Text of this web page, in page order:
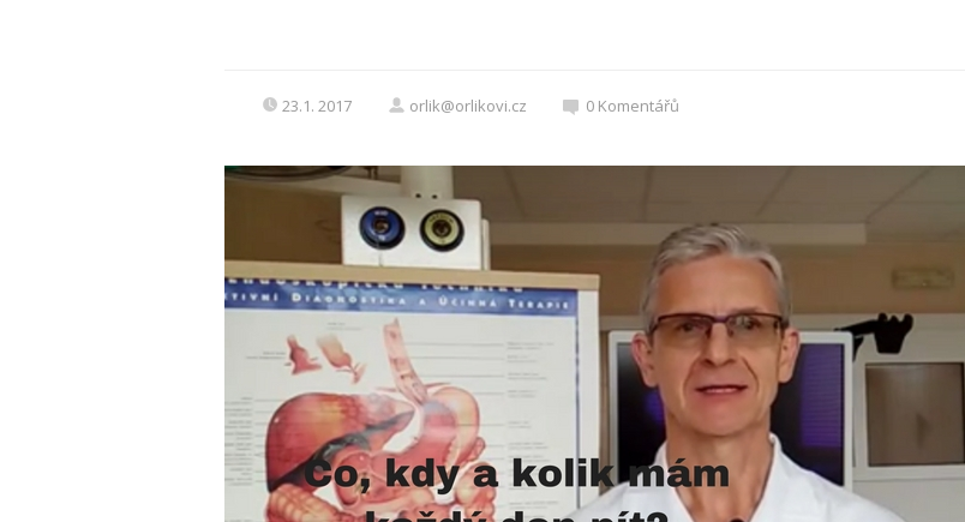
23.1. 2017 orlik@orlikovi.cz 0 Komentářů